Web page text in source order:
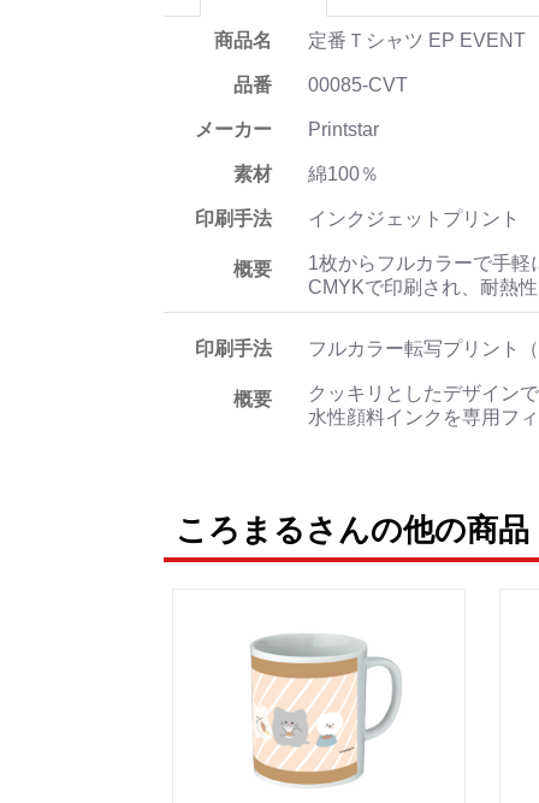
商品名 定番Ｔシャツ EP EVENT
品番 00085-CVT
メーカー Printstar
素材 綿100％
印刷手法 インクジェットプリント
概要
1枚からフルカラーで手
CMYKで印刷され、耐熱
印刷手法 フルカラー転写プリント
概要
クッキリとしたデザイン
水性顔料インクを専用フ
ころまるさんの他の商品